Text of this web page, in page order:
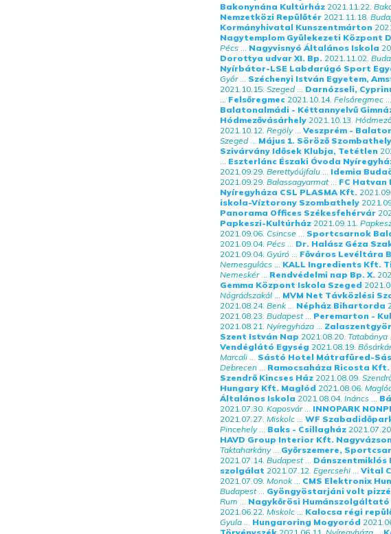
Bakonynána Kultúrház 2021.11.22.
Nemzetközi Repülőtér 2021.11.18.
Kormányhivatal Kunszentmárton
Nagytemplom Gyülekezeti Központ
Pécs... Nagyvisnyó Általános Iskola
Dorottya udvar XI. Bp. 2021.11.02.
Nyírbátor-LSE Labdarúgó Sport
Győr... Széchenyi István Egyetem,
2021.10.15. Szeged... Darnózseli,
... Felsőregmec 2021.10.14. Felsőregmec...
Balatonalmádi - Kéttannyelvű
Hódmezővásárhely 2021.10.13.
2021.10.12. Regöly... Veszprém -
Szeged... Május 1. Söröző Szombathely
Szivárvány Idősek Klubja, Tetétlen
... Eszterlánc Északi Óvoda
2021.09.29. Berettyóújfalu... Idemia
2021.09.29. Balassagyarmat... FC Hatvan
Nyíregyháza CSL PLASMA Kft.
iskola-Víztorony Szombathely
Panorama Offices Székesfehérvár
Papkeszi-Kultúrház 2021.09.11.
2021.09.06. Csincse ... Sportcsarnok
2021.09.04. Pécs... Dr. Halász Géza
2021.09.04. Gyúró... Főváros Levéltára
Nemesgulács... KALL Ingredients Kft.
Nemeskér... Rendvédelmi nap Bp. X.
Gemma Központ Iskola Szeged
Nógrádszakál... MVM Net Távközlési
2021.08.24. Benk... Népház Bihartorda
2021.08.23. Budapest... Peremarton -
2021.08.21. Nyíregyháza...
Szent István Nap 2021.08.20. Tatabánya
Vendéglátó Egység 2021.08.19.
Marcali... Sástó Hotel Mátrafüred-
Debrecen... Ramocsaháza Ricosta Kft.
Szendrő Kincses Ház 2021.08.09.
Hungary Kft. Maglód 2021.08.06.
Általános Iskola 2021.08.04. Ináncs...
2021.07.30. Kaposvár... INNOPARK
2021.07.27. Miskolc... WF
Pincehely... Baks - Csillagház
HAVD Group Interior Kft.
Taktaharkány... Győrszemere,
2021.07.14. Budapest... Dánszentmiklós
szolgálat 2021.07.12. Egercsehi... Vital
2021.07.09. Monok... CMS Elektronix
Budapest... Gyöngyöstarjáni volt
Rum ... Nagykőrösi
2021.06.22. Miskolc... Kalocsa régi
Gyula... Hungaroring Mogyoród